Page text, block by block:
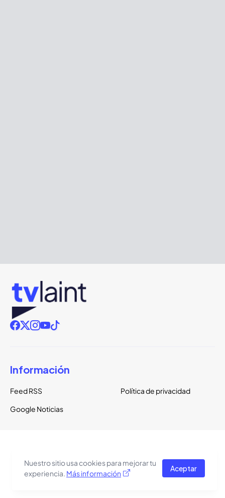
Información
Feed RSS
Política de privacidad
Google Noticias
Todos los derechos reservados.
El tema del sitio está basado en una plantilla de
Pro Blogger
Nuestro sitio usa cookies para mejorar tu
experiencia. Más información
Aceptar